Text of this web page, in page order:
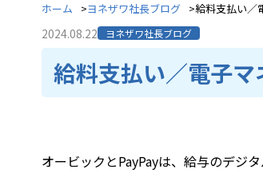
ホーム ヨネザワ社長ブログ 給料支払い／
2024.08.22 ヨネザワ社長ブログ
給料支払い／電子マ
オービックとPayPayは、給与のデジ